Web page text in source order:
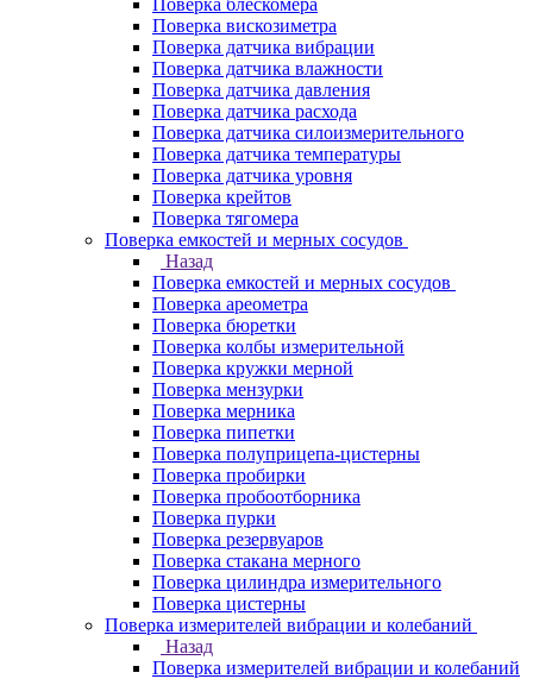
Поверка блескомера
Поверка вискозиметра
Поверка датчика вибрации
Поверка датчика влажности
Поверка датчика давления
Поверка датчика расхода
Поверка датчика силоизмерительного
Поверка датчика температуры
Поверка датчика уровня
Поверка крейтов
Поверка тягомера
Поверка емкостей и мерных сосудов
Назад
Поверка емкостей и мерных сосудов
Поверка ареометра
Поверка бюретки
Поверка колбы измерительной
Поверка кружки мерной
Поверка мензурки
Поверка мерника
Поверка пипетки
Поверка полуприцепа-цистерны
Поверка пробирки
Поверка пробоотборника
Поверка пурки
Поверка резервуаров
Поверка стакана мерного
Поверка цилиндра измерительного
Поверка цистерны
Поверка измерителей вибрации и колебаний
Назад
Поверка измерителей вибрации и колебаний